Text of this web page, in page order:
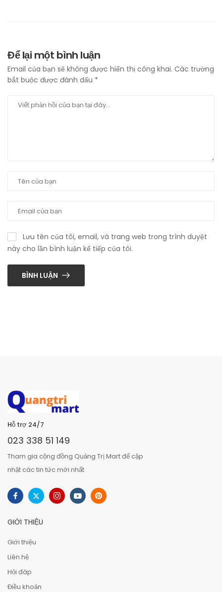
Để lại một bình luận
Email của bạn sẽ không được hiển thị công khai. Các trường
bắt buộc được đánh dấu *
Lưu tên của tôi, email, và trang web trong trình duyệt
này cho lần bình luận kế tiếp của tôi.
BÌNH LUẬN
Hỗ trợ 24/7
023 338 51 149
Tham gia cộng đồng Quảng Trị Mart để cập
nhật các tin tức mới nhất
GIỚI THIỆU
Giới thiệu
Liên hệ
Hỏi đáp
Điều khoản